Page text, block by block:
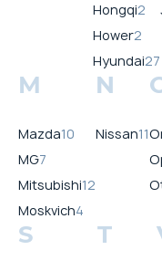
Hongqi2
Hower2
Hyundai27
M
Mazda10
MG7
Mitsubishi12
Moskvich4
N
Nissan11
S T